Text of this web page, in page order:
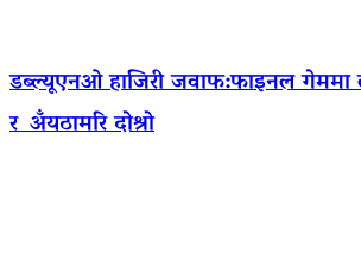
डब्ल्यूएनओ हाजिरी जवाफ:फाइनल गेममा
र अँयठामरि दोश्रो